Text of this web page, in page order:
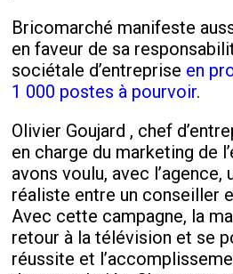
Bricomarché manifeste
en faveur de sa
sociétale d’entreprise en
1 000 postes à pourvoir.
Olivier Goujard , chef
en charge du marketing de
avons voulu, avec l’agence,
réaliste entre un conseiller
Avec cette campagne, la
retour à la télévision et se
réussite et